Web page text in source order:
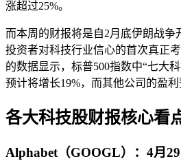
涨超过25%。
而本周的财报将是自2月底伊朗战争
投资者对科技行业信心的首次真正
的数据显示，标普500指数中“七大
预计将增长19%，而其他公司的盈利
各大科技股财报核心看
Alphabet（GOOGL）：4月